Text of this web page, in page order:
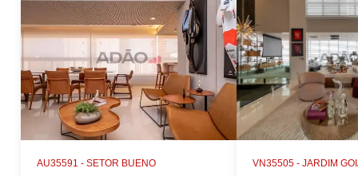
AU35591 - SETOR BUENO VN35505 - JARDIM